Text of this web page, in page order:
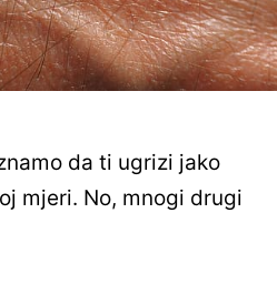
da ti ugrizi jako
mjeri. No, mnogi drugi